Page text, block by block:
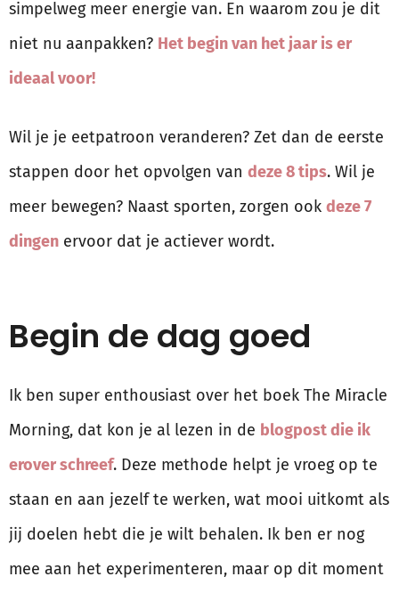
simpelweg meer energie van. En waarom zou je dit
niet nu aanpakken? Het begin van het jaar is er
ideaal voor!
Wil je je eetpatroon veranderen? Zet dan de eerste
stappen door het opvolgen van deze 8 tips. Wil je
meer bewegen? Naast sporten, zorgen ook deze 7
dingen ervoor dat je actiever wordt.
Begin de dag goed
Ik ben super enthousiast over het boek The Miracle
Morning, dat kon je al lezen in de blogpost die ik
erover schreef. Deze methode helpt je vroeg op te
staan en aan jezelf te werken, wat mooi uitkomt als
jij doelen hebt die je wilt behalen. Ik ben er nog
mee aan het experimenteren, maar op dit moment